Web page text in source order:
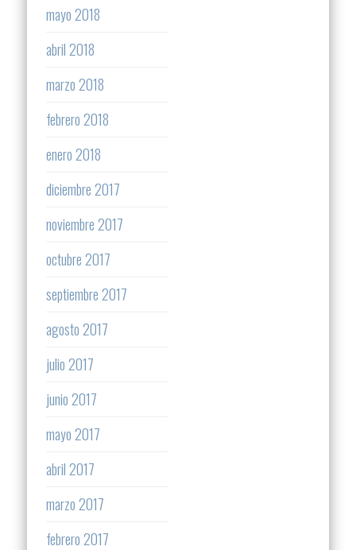
mayo 2018
abril 2018
marzo 2018
febrero 2018
enero 2018
diciembre 2017
noviembre 2017
octubre 2017
septiembre 2017
agosto 2017
julio 2017
junio 2017
mayo 2017
abril 2017
marzo 2017
febrero 2017